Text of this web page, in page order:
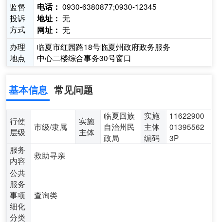
监督
投诉
方式
电话： 0930-6380877;0930-12345
地址： 无
网址： 无
办理
地点
临夏市红园路18号临夏州政府政务服务
中心二楼综合事务30号窗口
基本信息 常见问题
行使
层级
市级/隶属
实施
主体
临夏回族
自治州民
政局
实施
主体
编码
11622900
01395562
3P
服务
内容
救助寻亲
公共
服务
事项
细化
分类
查询类